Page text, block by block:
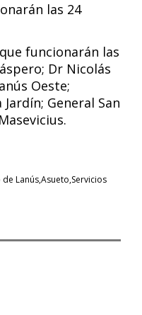
las 24
funcionarán las
Dr Nicolás
Oeste;
General San
LanúsAsueto Servicios